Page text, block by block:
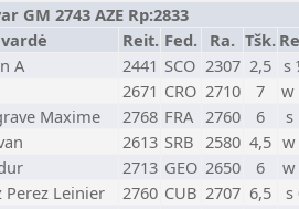
GM 2743 AZE Rp:2833
Reit. Fed. Ra. Tšk.
A 2441 SCO 2307 2,5 s
2671 CRO 2710 7
w
Maxime 2768 FRA 2760 6
s
2613 SRB 2580 4,5 w
2713 GEO 2650 6
w
Leinier 2760 CUB 2707 6,5
s